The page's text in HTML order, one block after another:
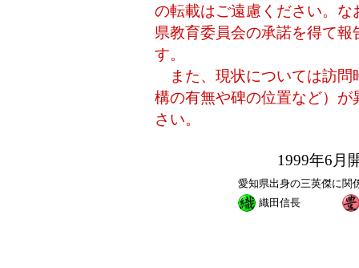
の転載はご遠慮ください。
県教育委員会の承諾を得て
す。
また、現状については訪問
構の有無や碑の位置など）
さい。
1999年6
愛知県出身の三英傑に関
織田信長